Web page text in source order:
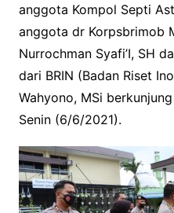
b
o
o
k
t
e
r
s
A
p
p
anggota Kompol Septi
anggota dr Korpsbrimob
Nurrochman Syafi’I, SH
dari BRIN (Badan Riset
Wahyono, MSi
Senin (6/6/2021).